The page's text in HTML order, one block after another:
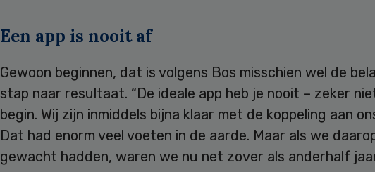
Een app is nooit af
Gewoon beginnen, dat is volgens Bos misschien wel de
stap naar resultaat. “De ideale app heb je nooit – zeker
begin. Wij zijn inmiddels bijna klaar met de koppeling aan
Dat had enorm veel voeten in de aarde. Maar als we
gewacht hadden, waren we nu net zover als anderhalf